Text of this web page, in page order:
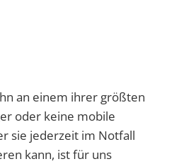
an einem ihrer größten
oder keine mobile
sie jederzeit im Notfall
kann, ist für uns